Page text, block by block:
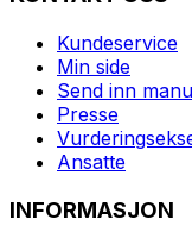
Kundeservice
Min side
Send inn
Presse
Ansatte
INFORMASJON